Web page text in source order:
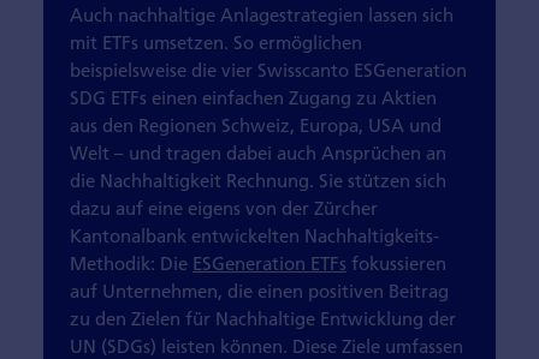
Auch nachhaltige Anlagestrategien lassen sich
mit ETFs umsetzen. So ermöglichen
beispielsweise die vier Swisscanto ESGeneration
SDG ETFs einen einfachen Zugang zu Aktien
aus den Regionen Schweiz, Europa, USA und
Welt – und tragen dabei auch Ansprüchen an
die Nachhaltigkeit Rechnung. Sie stützen sich
dazu auf eine eigens von der Zürcher
Kantonalbank entwickelten Nachhaltigkeits-
Methodik: Die ESGeneration ETFs fokussieren
auf Unternehmen, die einen positiven Beitrag
zu den Zielen für Nachhaltige Entwicklung der
UN (SDGs) leisten können. Diese Ziele umfassen